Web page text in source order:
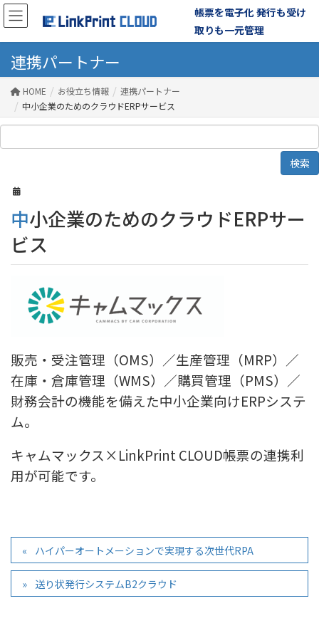
帳票を電子化 発行も受け
取りも一元管理
連携パートナー
HOME お役立ち情報
連携パートナー
中小企業のためのクラウドERPサービス
中小企業のためのクラウドERPサー
ビス
販売・受注管理（OMS）／生産管理（MRP）／
在庫・倉庫管理（WMS）／購買管理（PMS）／
財務会計の機能を備えた中小企業向けERPシステ
ム。
キャムマックス×LinkPrint CLOUD帳票の連携利
用が可能です。
ハイパーオートメーションで実現する次世代RPA
送り状発行システムB2クラウド